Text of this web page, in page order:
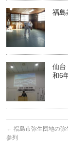
福島
仙台
和6
← 福島市弥生団地の弥
参列